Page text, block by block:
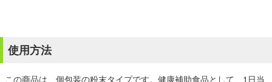
使用方法
この商品は、個包装の粉末タイプです。健康補助食品として、1日当